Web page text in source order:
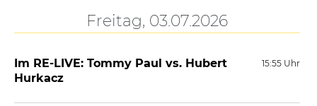
Freitag, 03.07.2026
15:55 Uhr
Im RE-LIVE: Tommy Paul vs. Hubert
Hurkacz